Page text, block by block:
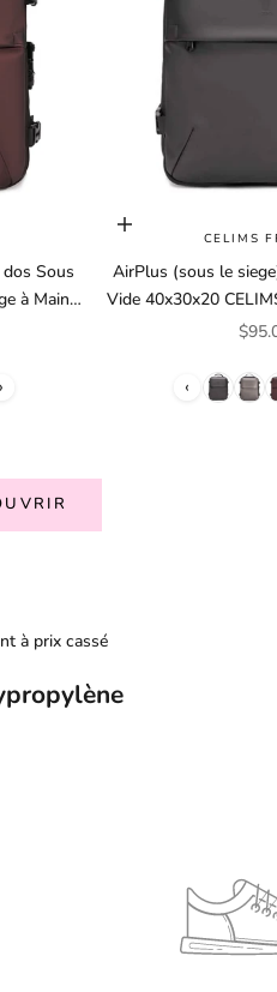
Sous
à Main -
›
Choisir les options
CELIMS
AirPlus (sous le
Vide 40x30x20
Imperméable - Prix
‹
à prix cassé